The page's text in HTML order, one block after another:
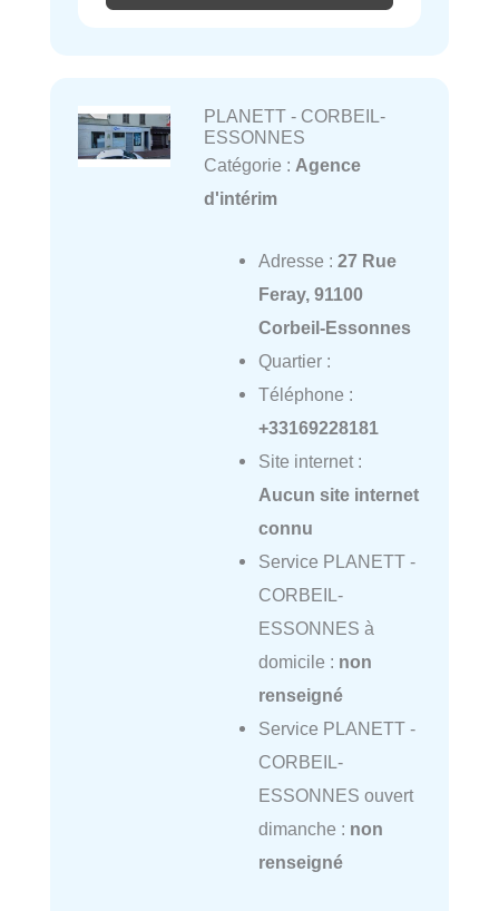
PLANETT - CORBEIL-
ESSONNES
Catégorie : Agence
d'intérim
Adresse : 27 Rue
Feray, 91100
Corbeil-Essonnes
Quartier :
Téléphone :
+33169228181
Site internet :
Aucun site internet
connu
Service PLANETT -
CORBEIL-
ESSONNES à
domicile : non
renseigné
Service PLANETT -
CORBEIL-
ESSONNES ouvert
dimanche : non
renseigné